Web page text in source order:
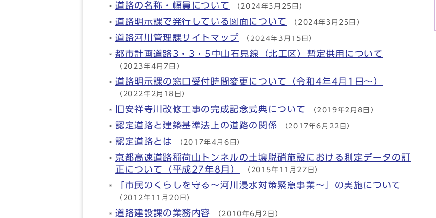
道路の名称・幅員について （2024年3月25日）
道路明示課で発行している図面について （2024年3月25日）
道路河川管理課サイトマップ （2024年3月15日）
都市計画道路3・3・5中山石見線（北工区）暫定供用について
（2023年4月7日）
道路明示課の窓口受付時間変更について（令和4年4月1日～）
（2022年2月18日）
旧安祥寺川改修工事の完成記念式典について （2019年2月8日）
認定道路と建築基準法上の道路の関係 （2017年6月22日）
認定道路とは （2017年4月6日）
京都高速道路稲荷山トンネルの土壌脱硝施設における測定データの訂
正について（平成27年8月） （2015年11月27日）
「市民のくらしを守る～河川浸水対策緊急事業～」の実施について
（2012年11月20日）
道路建設課の業務内容 （2010年6月2日）